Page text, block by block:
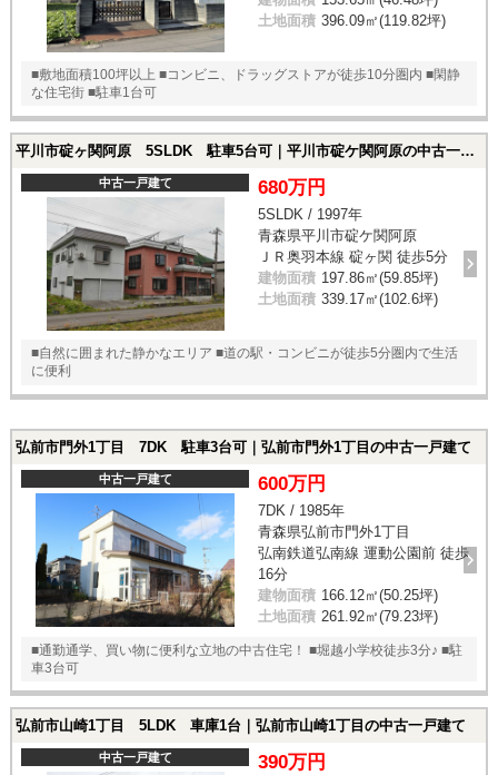
土地面積 396.09㎡(119.82坪)
■敷地面積100坪以上 ■コンビニ、ドラッグストアが徒歩10分圏内 ■閑静
な住宅街 ■駐車1台可
平川市碇ヶ関阿原 5SLDK 駐車5台可｜平川市碇ケ関阿原の中古一戸建て
中古一戸建て 680万円
5SLDK / 1997年
青森県平川市碇ケ関阿原
ＪＲ奥羽本線 碇ヶ関 徒歩5分
建物面積 197.86㎡(59.85坪)
土地面積 339.17㎡(102.6坪)
■自然に囲まれた静かなエリア ■道の駅・コンビニが徒歩5分圏内で生活
に便利
弘前市門外1丁目 7DK 駐車3台可｜弘前市門外1丁目の中古一戸建て
中古一戸建て 600万円
7DK / 1985年
青森県弘前市門外1丁目
弘南鉄道弘南線 運動公園前 徒歩
16分
建物面積 166.12㎡(50.25坪)
土地面積 261.92㎡(79.23坪)
■通勤通学、買い物に便利な立地の中古住宅！ ■堀越小学校徒歩3分♪ ■駐
車3台可
弘前市山崎1丁目 5LDK 車庫1台｜弘前市山崎1丁目の中古一戸建て
中古一戸建て 390万円